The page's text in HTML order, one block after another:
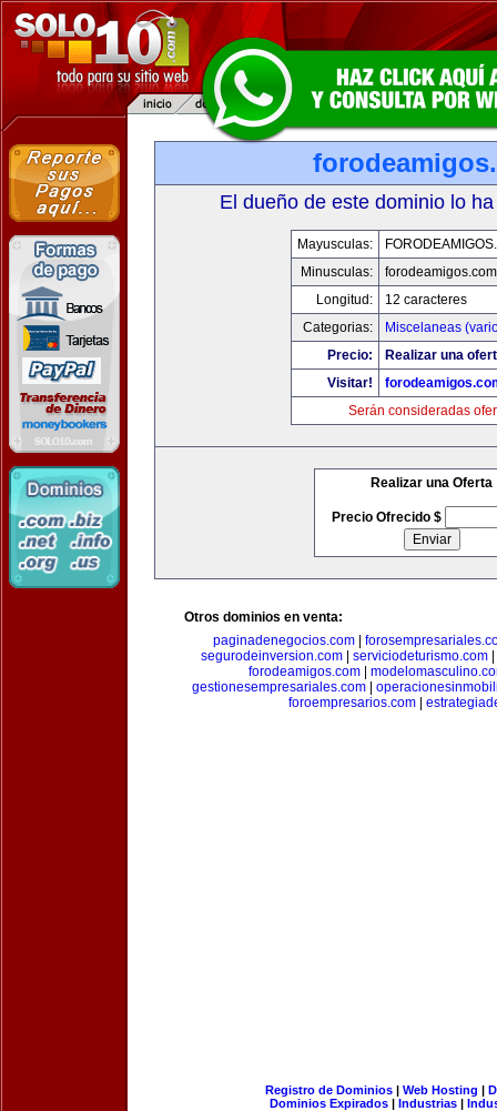
El dueño de este dominio lo
Mayusculas:
Minusculas:
forodeamigos.com
Longitud:
12 caracteres
Categorias:
Miscelaneas
Precio:
Realizar una
Visitar!
Serán consideradas
Realizar una Oferta
Precio Ofrecido $
Otros dominios en venta:
paginadenegocios.com
segurodeinversion.com| serviciodeturismo.com|
forodeamigos.com
gestionesempresariales.com
foroempresarios.com
Registro de Dominios| Web Hosting |
Dominios Expirados | Industrias |